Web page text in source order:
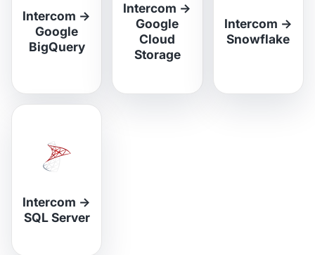
Intercom →
Google
BigQuery
Intercom →
Google
Cloud
Storage
Intercom →
Snowflake
Intercom →
SQL Server